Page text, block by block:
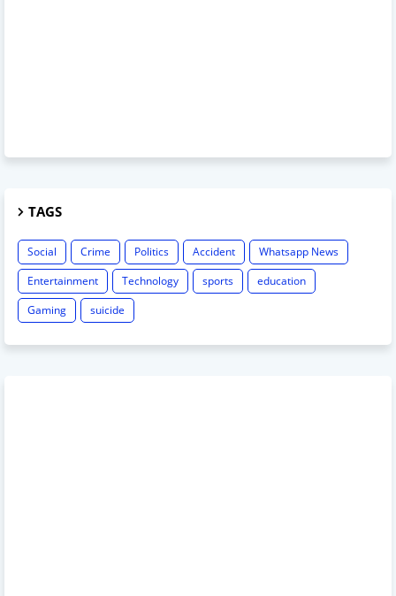
TAGS
Social Crime Politics Accident
Whatsapp News
Entertainment
Technology sports
education
Gaming
suicide